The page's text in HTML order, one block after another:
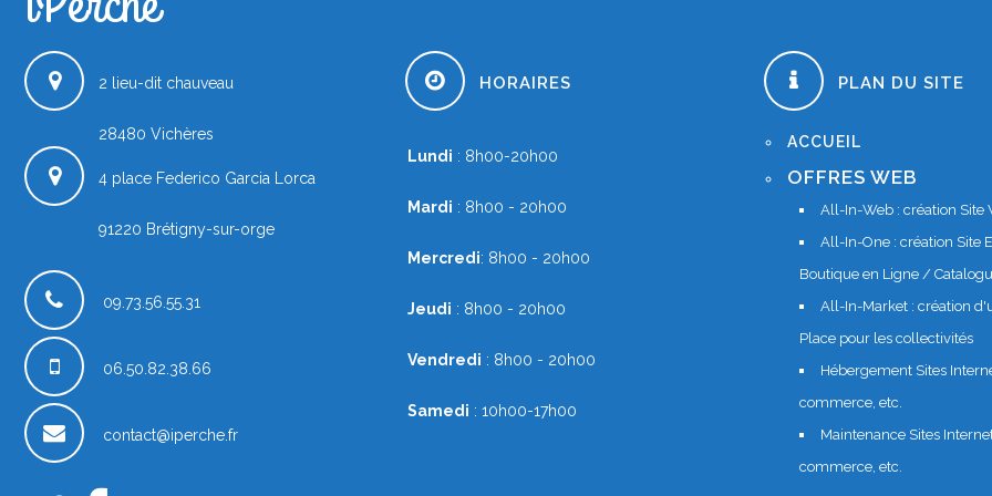
2 lieu-dit chauveau
28480 Vichères
4 place Federico Garcia Lorca
91220 Brétigny-sur-orge
09.73.56.55.31
06.50.82.38.66
contact@iperche.fr
HORAIRES
Lundi : 8h00-20h00
Mardi : 8h00 - 20h00
Mercredi: 8h00 - 20h00
Jeudi : 8h00 - 20h00
Vendredi : 8h00 - 20h00
Samedi : 10h00-17h00
PLAN DU SITE
ACCUEIL
OFFRES WEB
All-In-Web : création Site
All-In-One : création Site
Boutique en Ligne /
All-In-Market : création
Place pour les collectivités
Hébergement Sites
commerce, etc.
Maintenance Sites
commerce, etc.